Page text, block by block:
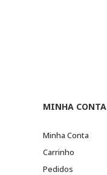
MINHA CONTA
Minha Conta
Carrinho
Pedidos